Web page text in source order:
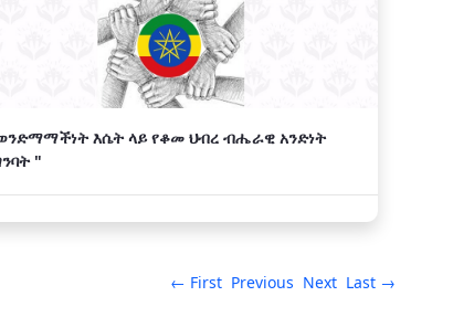
እሴት ላይ የቆመ ህብረ ብሔራዊ አንድነት
"
← First Previous Next Last →